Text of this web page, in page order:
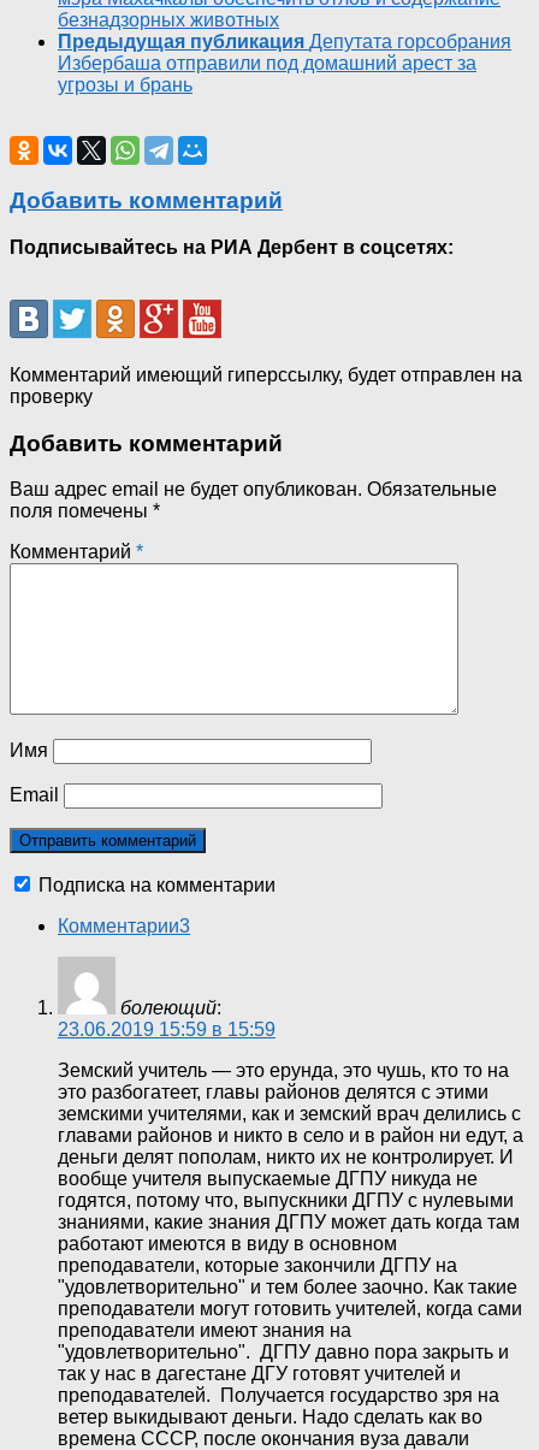
безнадзорных животных
Предыдущая публикация Депутата горсобрания
Избербаша отправили под домашний арест за
угрозы и брань
Добавить комментарий
Подписывайтесь на РИА Дербент в соцсетях:
Комментарий имеющий гиперссылку, будет отправлен на
проверку
Добавить комментарий
Ваш адрес email не будет опубликован. Обязательные
поля помечены *
Комментарий *
Имя
Email
Подписка на комментарии
Комментарии3
болеющий:
23.06.2019 15:59 в 15:59
Земский учитель — это ерунда, это чушь, кто то на
это разбогатеет, главы районов делятся с этими
земскими учителями, как и земский врач делились с
главами районов и никто в село и в район ни едут, а
деньги делят пополам, никто их не контролирует. И
вообще учителя выпускаемые ДГПУ никуда не
годятся, потому что, выпускники ДГПУ с нулевыми
знаниями, какие знания ДГПУ может дать когда там
работают имеются в виду в основном
преподаватели, которые закончили ДГПУ на
"удовлетворительно" и тем более заочно. Как такие
преподаватели могут готовить учителей, когда сами
преподаватели имеют знания на
"удовлетворительно". ДГПУ давно пора закрыть и
так у нас в дагестане ДГУ готовят учителей и
преподавателей. Получается государство зря на
ветер выкидывают деньги. Надо сделать как во
времена СССР, после окончания вуза давали